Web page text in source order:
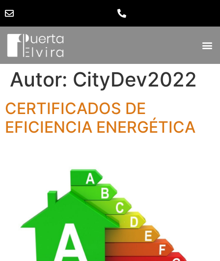
Autor: CityDev2022
CERTIFICADOS DE
EFICIENCIA ENERGÉTICA